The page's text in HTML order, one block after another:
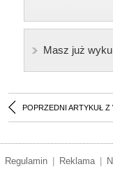
Masz już
POPRZEDNI ARTYKUŁ Z
Regulamin Reklama